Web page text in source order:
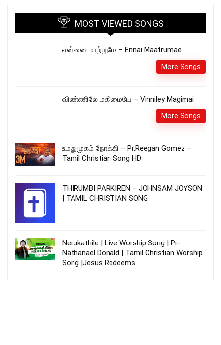
MOST VIEWED SONGS
என்னை மாற்றுமே – Ennai Maatrumae
More Songs
விண்ணிலே மகிமையே – Vinniley Magimai
More Songs
உமதுமுகம் நோக்கி – Pr.Reegan Gomez –
Tamil Christian Song HD
THIRUMBI PARKIREN – JOHNSAM JOYSON
| TAMIL CHRISTIAN SONG
Nerukathile | Live Worship Song | Pr-
Nathanael Donald | Tamil Christian Worship
Song |Jesus Redeems